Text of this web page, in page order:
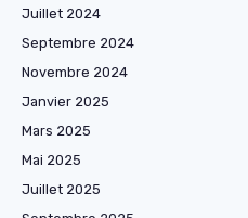
Juillet 2024
Septembre 2024
Novembre 2024
Janvier 2025
Mars 2025
Mai 2025
Juillet 2025